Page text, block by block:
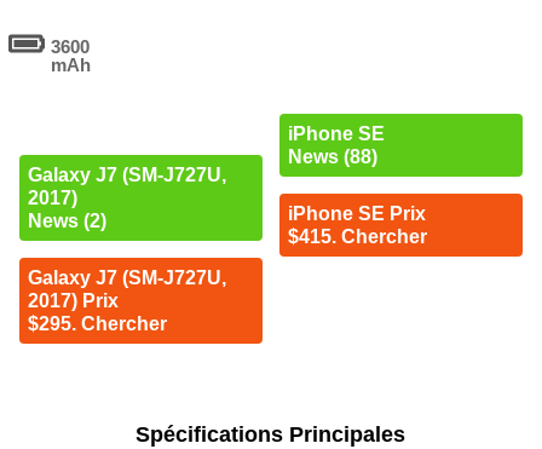
3600
mAh
Galaxy J7 (SM-J727U,
2017)
News (2)
Galaxy J7 (SM-J727U,
2017) Prix
$295. Chercher
iPhone SE
News (88)
iPhone SE Prix
$415. Chercher
Spécifications Principales